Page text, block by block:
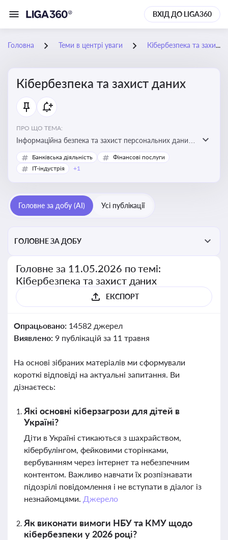
ВХІД ДО LIGA360
Головна Теми в центрі уваги Кібербезпека та захист даних
Кібербезпека та захист даних
ПРО ЩО ТЕМА:
Інформаційна безпека та захист персональних даних
на підприємстві
Банківська діяльність
Фінансові послуги
IT-індустрія
+1
Головне за добу (AI) Усі публікації
ГОЛОВНЕ ЗА ДОБУ
Головне за 11.05.2026 по темі:
Кібербезпека та захист даних
ЕКСПОРТ
Опрацьовано: 14582 джерел
Виявлено: 9 публікацій за 11 травня
На основі зібраних матеріалів ми сформували
короткі відповіді на актуальні запитання. Ви
дізнаєтесь:
Які основні кіберзагрози для дітей в
Україні?
Діти в Україні стикаються з шахрайством,
кібербулінгом, фейковими сторінками,
вербуванням через інтернет та небезпечним
контентом. Важливо навчати їх розпізнавати
підозрілі повідомлення і не вступати в діалог із
незнайомцями. Джерело
Як виконати вимоги НБУ та КМУ щодо
кібербезпеки у 2026 році?